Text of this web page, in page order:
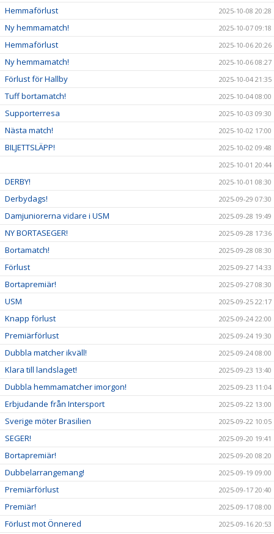
Hemmaförlust 2025-10-08 20:28
Ny hemmamatch! 2025-10-07 09:18
Hemmaförlust 2025-10-06 20:26
Ny hemmamatch! 2025-10-06 08:27
Förlust för Hallby 2025-10-04 21:35
Tuff bortamatch! 2025-10-04 08:00
Supporterresa 2025-10-03 09:30
Nästa match! 2025-10-02 17:00
BILJETTSLÄPP!
2025-10-02 09:48
2025-10-01 20:44
DERBY! 2025-10-01 08:30
Derbydags! 2025-09-29 07:30
Damjuniorerna vidare i USM 2025-09-28 19:49
NY BORTASEGER! 2025-09-28 17:36
Bortamatch! 2025-09-28 08:30
Förlust 2025-09-27 14:33
Bortapremiär! 2025-09-27 08:30
USM 2025-09-25 22:17
Knapp förlust 2025-09-24 22:00
Premiärförlust 2025-09-24 19:30
Dubbla matcher ikväll! 2025-09-24 08:00
Klara till landslaget! 2025-09-23 13:40
Dubbla hemmamatcher imorgon! 2025-09-23 11:04
Erbjudande från Intersport 2025-09-22 13:00
Sverige möter Brasilien 2025-09-22 10:05
SEGER! 2025-09-20 19:41
Bortapremiär! 2025-09-20 08:20
Dubbelarrangemang! 2025-09-19 09:00
Premiärförlust 2025-09-17 20:40
Premiär! 2025-09-17 08:00
Förlust mot Önnered 2025-09-16 20:53